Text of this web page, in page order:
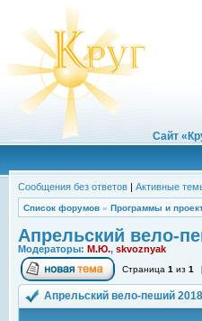
Сайт
Сообщения без ответов | Активные
Список форумов » Программы и
Апрельский вело-
Модераторы: М.Ю., skvoznyak
Страница 1 из 1
Апрельский вело-пеший 2018